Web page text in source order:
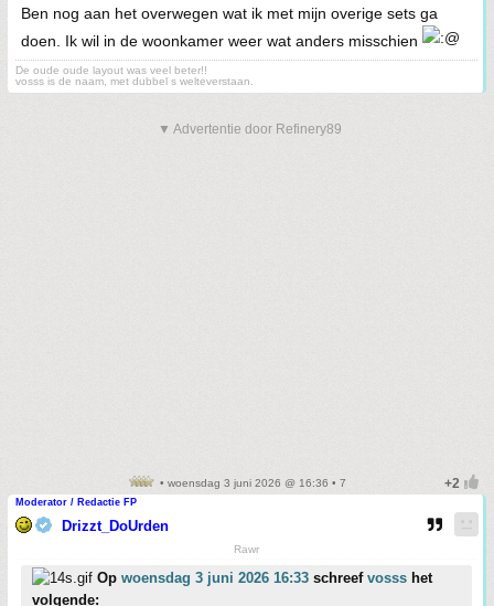
Ben nog aan het overwegen wat ik met mijn overige sets ga
doen. Ik wil in de woonkamer weer wat anders misschien
De oude oude layout was veel beter!!
vosss is de naam, met dubbel s welteverstaan.
▼ Advertentie door Refinery89
• woensdag 3 juni 2026 @ 16:36 • 7
Moderator / Redactie FP
Drizzt_DoUrden
Rawr
Op woensdag 3 juni 2026 16:33 schreef vosss het
volgende: